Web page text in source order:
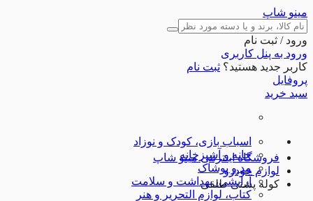
مینو شاپ
ورود / ثبت نام
ورود به پنل کاربری
کاربر جدید هستید؟ ثبت نام
پروفایل
سبد خرید
اسباب بازی، کودک و نوزاد
خانه و آشپزخانه
مد و پوشاک
آرایشی، بهداشت و سلامت
کتاب، لوازم التحریر و هنر
فروشگاه اینترنتی مینو شاپ
لوازم خودرو
کوله پشتی طلقی